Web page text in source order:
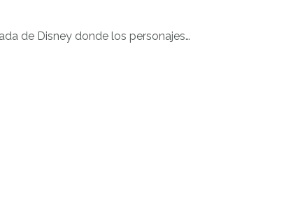
de Disney donde los personajes…